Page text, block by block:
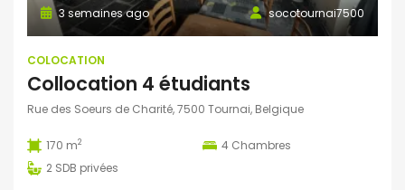
socotournai7500
3 semaines ago
COLOCATION
Collocation 4 étudiants
Rue des Soeurs de Charité, 7500 Tournai, Belgique
170 m2 4 Chambres
2 SDB privées